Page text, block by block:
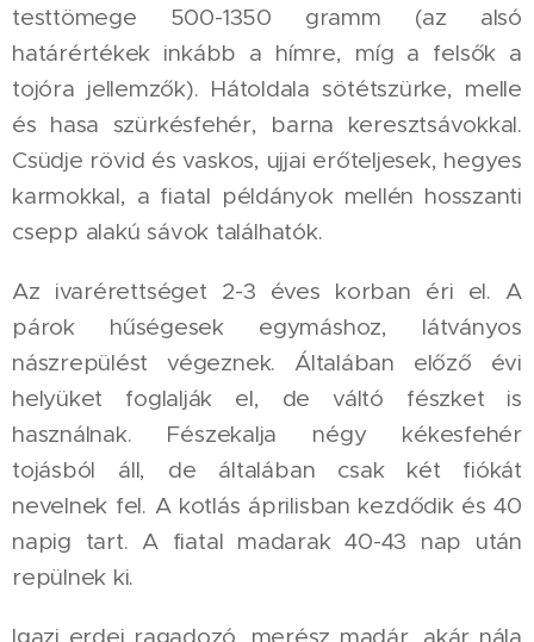
testtömege 500-1350 gramm (az alsó
határértékek inkább a hímre, míg a felsők a
tojóra jellemzők). Hátoldala sötétszürke, melle
és hasa szürkésfehér, barna keresztsávokkal.
Csüdje rövid és vaskos, ujjai erőteljesek, hegyes
karmokkal, a fiatal példányok mellén hosszanti
csepp alakú sávok találhatók.
Az ivarérettséget 2-3 éves korban éri el. A
párok hűségesek egymáshoz, látványos
nászrepülést végeznek. Általában előző évi
helyüket foglalják el, de váltó fészket is
használnak. Fészekalja négy kékesfehér
tojásból áll, de általában csak két fiókát
nevelnek fel. A kotlás áprilisban kezdődik és 40
napig tart. A fiatal madarak 40-43 nap után
repülnek ki.